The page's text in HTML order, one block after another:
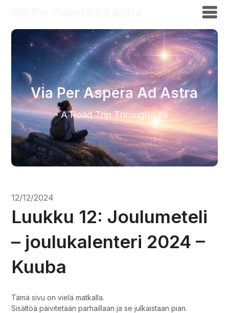
Via Per Aspera Ad Astra
A Road Trip Through Life
12/12/2024
Luukku 12: Joulumeteli
– joulukalenteri 2024 –
Kuuba
Tämä sivu on vielä matkalla.
Sisältöä päivitetään parhaillaan ja se julkaistaan pian.